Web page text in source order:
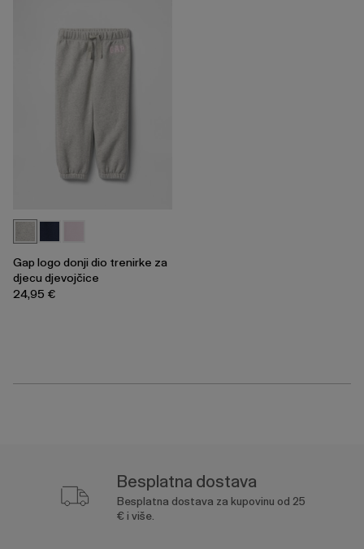
Gap logo donji dio trenirke za
djecu djevojčice
24,95 €
Besplatna dostava
Besplatna dostava za kupovinu od 25
€ i više.